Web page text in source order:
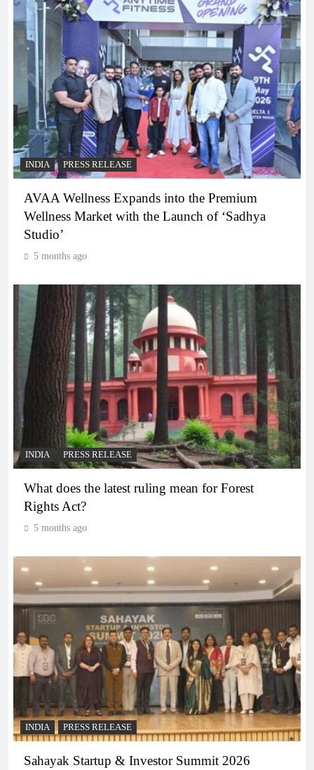
INDIA PRESS RELEASE
AVAA Wellness Expands into the Premium
Wellness Market with the Launch of ‘Sadhya
Studio’
5 months ago
INDIA PRESS RELEASE
What does the latest ruling mean for Forest
Rights Act?
5 months ago
INDIA PRESS RELEASE
Sahayak Startup & Investor Summit 2026